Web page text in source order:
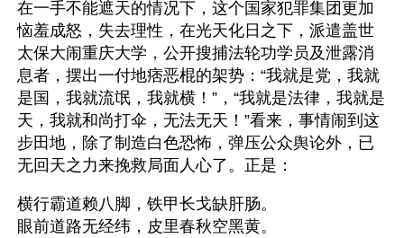
在一手不能遮天的情况下，这个国家犯罪集团更加
恼羞成怒，失去理性，在光天化日之下，派遣盖世
太保大闹重庆大学，公开搜捕法轮功学员及泄露消
息者，摆出一付地痞恶棍的架势：“我就是党，我就
是国，我就流氓，我就横！”，“我就是法律，我就是
天，我就和尚打伞，无法无天！”看来，事情闹到这
步田地，除了制造白色恐怖，弹压公众舆论外，已
无回天之力来挽救局面人心了。正是：
横行霸道赖八脚，铁甲长戈缺肝肠。
眼前道路无经纬，皮里春秋空黑黄。